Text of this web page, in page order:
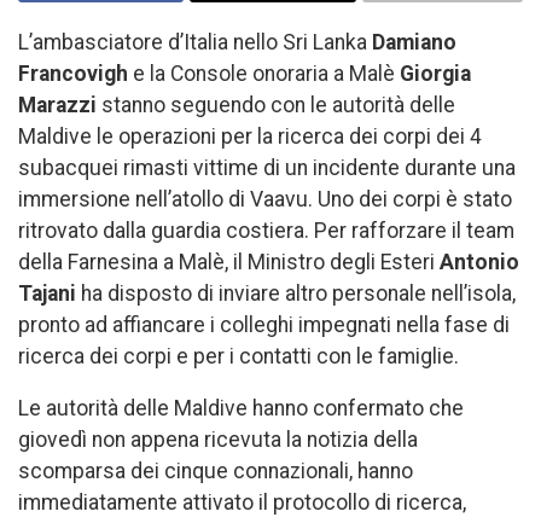
L’ambasciatore d’Italia nello Sri Lanka Damiano
Francovigh e la Console onoraria a Malè Giorgia
Marazzi stanno seguendo con le autorità delle
Maldive le operazioni per la ricerca dei corpi dei 4
subacquei rimasti vittime di un incidente durante una
immersione nell’atollo di Vaavu. Uno dei corpi è stato
ritrovato dalla guardia costiera. Per rafforzare il team
della Farnesina a Malè, il Ministro degli Esteri Antonio
Tajani ha disposto di inviare altro personale nell’isola,
pronto ad affiancare i colleghi impegnati nella fase di
ricerca dei corpi e per i contatti con le famiglie.
Le autorità delle Maldive hanno confermato che
giovedì non appena ricevuta la notizia della
scomparsa dei cinque connazionali, hanno
immediatamente attivato il protocollo di ricerca,